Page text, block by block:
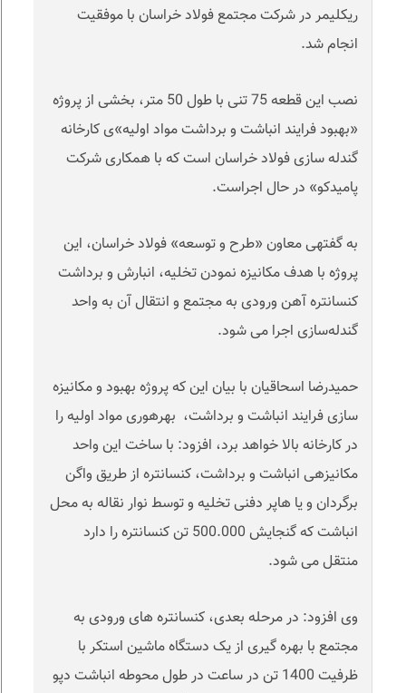
ریکلیمر در شرکت مجتمع فولاد خراسان با موفقیت
انجام شد.
نصب این قطعه 75 تنی با طول 50 متر، بخشی از پروژه
«بهبود فرایند انباشت و برداشت مواد اولیه»­ی کارخانه
گندله سازی فولاد خراسان است که با همکاری شرکت
پامیدکو» در حال اجراست.
به گفته­ی معاون «طرح و توسعه» فولاد خراسان، این
پروژه با هدف مکانیزه نمودن تخلیه، انبارش و برداشت
کنسانتره آهن ورودی به مجتمع و انتقال آن به واحد
گندله‌سازی اجرا می شود.
حمیدرضا اسحاقیان با بیان این که پروژه بهبود و مکانیزه
سازی فرایند انباشت و برداشت، بهره­وری مواد اولیه را
در کارخانه بالا خواهد برد، افزود: با ساخت این واحد
مکانیزه­ی انباشت و برداشت، کنسانتره از طریق واگن
برگردان و یا هاپر دفنی تخلیه و توسط نوار نقاله به محل
انباشت که گنجایش 500.000 تن کنسانتره را دارد
منتقل می شود.
وی افزود: در مرحله بعدی، کنسانتره های ورودی به
مجتمع با بهره گیری از یک دستگاه ماشین استکر با
ظرفیت 1400 تن در ساعت در طول محوطه انباشت دپو